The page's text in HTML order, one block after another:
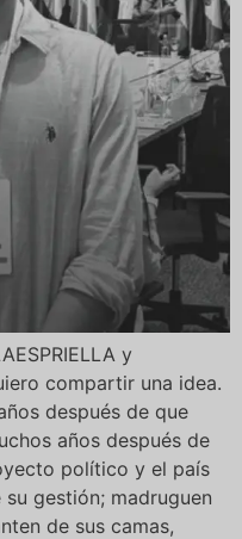
y
compartir una idea.
después de que
años después de
político y el país
gestión; madruguen
de sus camas,